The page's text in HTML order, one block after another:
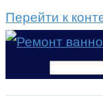
Перейти к